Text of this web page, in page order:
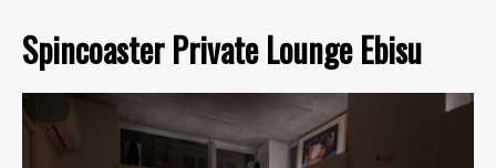
Spincoaster Private Lounge Ebisu